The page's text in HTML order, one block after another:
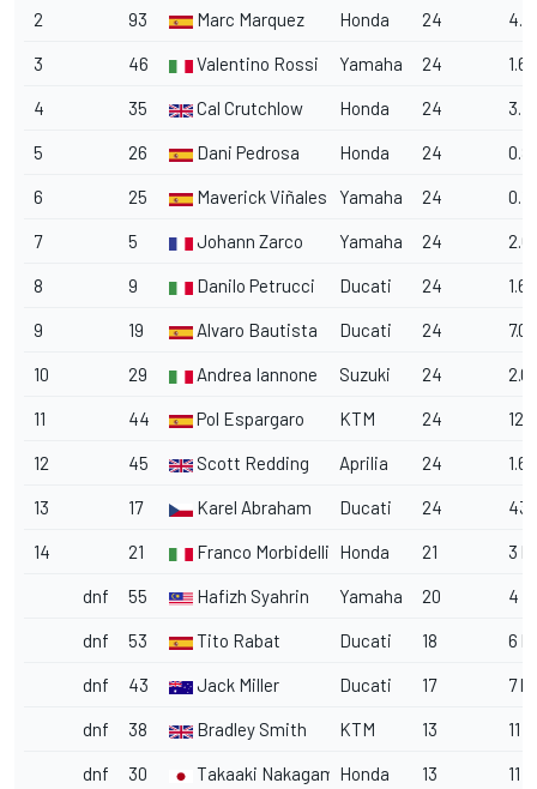
2 93 Marc Marquez Honda 24
3 46 Valentino Rossi Yamaha 24
4 35 Cal Crutchlow Honda 24
5 26 Dani Pedrosa Honda 24
6 25 Maverick Viñales Yamaha 24
7 5 Johann Zarco Yamaha 24
8 9 Danilo Petrucci Ducati 24
9 19 Alvaro Bautista Ducati 24
10 29 Andrea Iannone Suzuki 24
11 44 Pol Espargaro KTM 24
12 45 Scott Redding Aprilia 24
13 17 Karel Abraham Ducati 24
14 21 Franco Morbidelli Honda 21 3
dnf 55 Hafizh Syahrin Yamaha 20 4
dnf 53 Tito Rabat Ducati 18 6
dnf 43 Jack Miller Ducati 17 7
dnf 38 Bradley Smith KTM 13 11
dnf 30 Takaaki Nakagami Honda 13 11